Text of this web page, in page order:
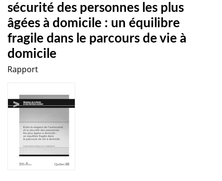
sécurité des personnes les plus
âgées à domicile : un équilibre
fragile dans le parcours de vie à
domicile
Rapport